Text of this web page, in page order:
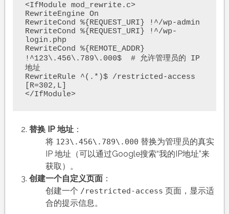
<IfModule mod_rewrite.c>
RewriteEngine On
RewriteCond %{REQUEST_URI} !^/wp-admin
RewriteCond %{REQUEST_URI} !^/wp-
login.php
RewriteCond %{REMOTE_ADDR}
!^123\.456\.789\.000$  # 允许管理员的 IP
地址
RewriteRule ^(.*)$ /restricted-access
[R=302,L]
</IfModule>
替换 IP 地址：
将 123\.456\.789\.000 替换为管理员的真实
IP 地址（可以通过Google搜索“我的IP地址”来
获取）。
创建一个自定义页面：
创建一个 /restricted-access 页面，显示适
合的提示信息。